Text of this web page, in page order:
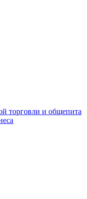
торговли и общепита